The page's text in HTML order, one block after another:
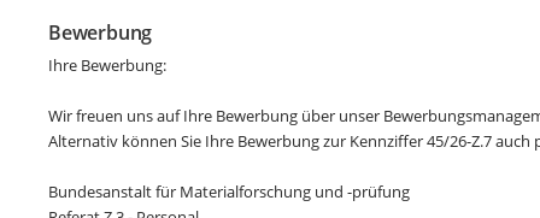
Bewerbung
Ihre Bewerbung:
Wir freuen uns auf Ihre Bewerbung über unser
Alternativ können Sie Ihre Bewerbung zur Kennziffer 45/26-Z.7
Bundesanstalt für Materialforschung und -prüfung